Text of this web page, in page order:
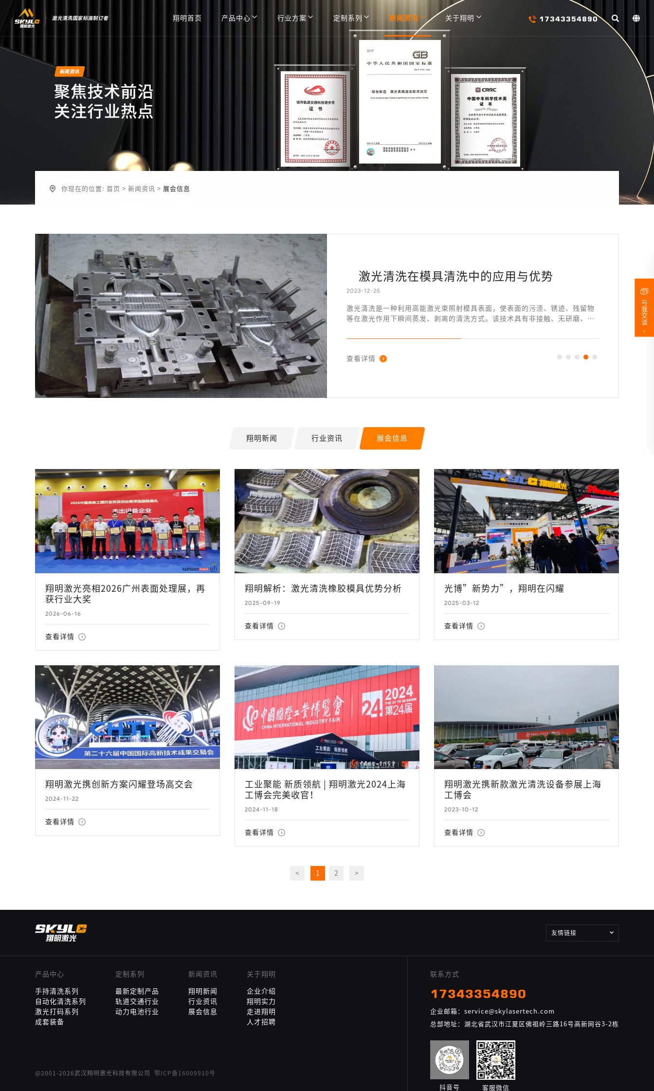
翔明首页 产品中心 行业方案 定制系列 新闻资讯 关于翔明 17343354890
你现在的位置:首页 >新闻资讯 > 展会信息
激光清洗在模具清洗中的应用与优势
2023-12-25
激光清洗是一种利用高能激光束照射模具表面，使表面的污渍、锈迹、残留物
等在激光作用下瞬间蒸发、剥离的清洗方式。该技术具有非接触、无研磨、无
查看详情
翔明新闻 行业资讯 展会信息
翔明激光亮相2026广州表面处理展，再
获行业大奖
2026-06-16
查看详情
翔明解析：激光清洗橡胶模具优势分析
2025-09-19
查看详情
光博”新势力”，翔明在闪耀
2025-03-12
查看详情
翔明激光携创新方案闪耀登场高交会
2024-11-22
查看详情
工业聚能 新质领航 | 翔明激光2024上海
工博会完美收官！
2024-11-18
查看详情
翔明激光携新款激光清洗设备参展上海
工博会
2023-10-12
查看详情
< 1 2 >
友情链接
产品中心
手持清洗系列
自动化清洗系列
激光打码系列
成套装备
定制系列
最新定制产品
轨道交通行业
动力电池行业
新闻资讯
翔明新闻
行业资讯
展会信息
关于翔明
企业介绍
翔明实力
走进翔明
人才招聘
@2001-2026武汉翔明激光科技有限公司 鄂ICP备16009910号
联系方式
17343354890
企业邮箱：service@skylasertech.com
总部地址：湖北省武汉市江夏区佛祖岭三路16号高新网谷3-2栋
抖音号 客服微信
与
我
交
谈
<